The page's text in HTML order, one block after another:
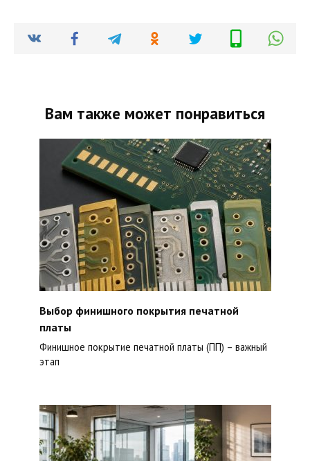
Вам также может понравиться
Выбор финишного покрытия печатной
платы
Финишное покрытие печатной платы (ПП) – важный
этап